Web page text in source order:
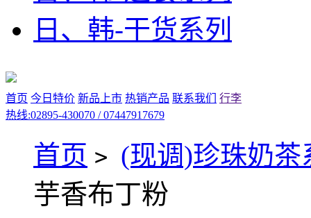
日、韩-干货系列
首页 今日特价 新品上市 热销产品 联系我们
行李
热线:02895-430070 / 07447917679
首页 > (现调)珍珠奶茶
芋香布丁粉